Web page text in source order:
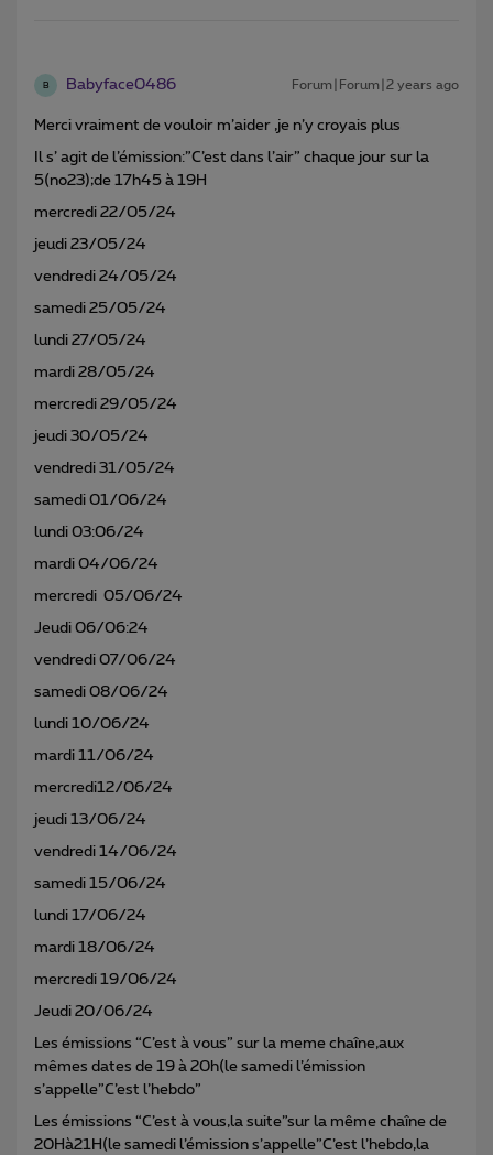
B Babyface0486 Forum|Forum|2 years ago
Merci vraiment de vouloir m’aider ,je n’y croyais plus
Il s’ agit de l’émission:”C’est dans l’air” chaque jour sur la
5(no23);de 17h45 à 19H
mercredi 22/05/24
jeudi 23/05/24
vendredi 24/05/24
samedi 25/05/24
lundi 27/05/24
mardi 28/05/24
mercredi 29/05/24
jeudi 30/05/24
vendredi 31/05/24
samedi 01/06/24
lundi 03:06/24
mardi 04/06/24
mercredi 05/06/24
Jeudi 06/06:24
vendredi 07/06/24
samedi 08/06/24
lundi 10/06/24
mardi 11/06/24
mercredi12/06/24
jeudi 13/06/24
vendredi 14/06/24
samedi 15/06/24
lundi 17/06/24
mardi 18/06/24
mercredi 19/06/24
Jeudi 20/06/24
Les émissions “C’est à vous” sur la meme chaîne,aux
mêmes dates de 19 à 20h(le samedi l’émission
s’appelle”C’est l’hebdo”
Les émissions “C’est à vous,la suite”sur la même chaîne de
20Hà21H(le samedi l’émission s’appelle”C’est l’hebdo,la